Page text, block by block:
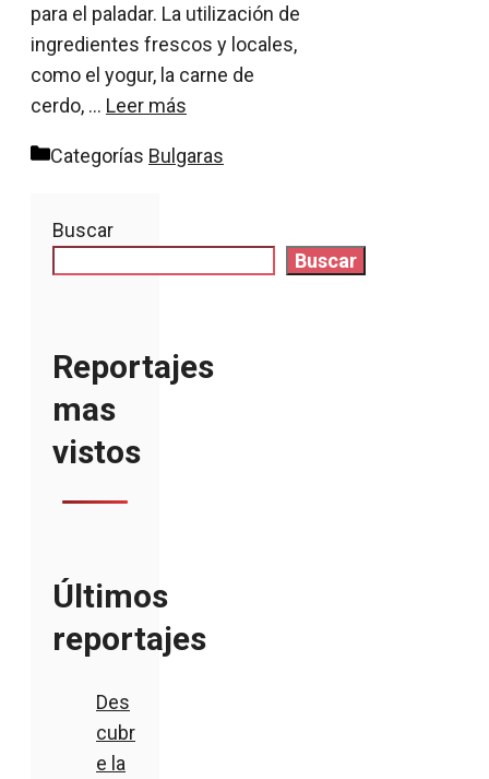
para el paladar. La utilización de
ingredientes frescos y locales,
como el yogur, la carne de
cerdo, … Leer más
Categorías Bulgaras
Buscar
Buscar
Reportajes
mas
vistos
Últimos
reportajes
Des
cubr
e la